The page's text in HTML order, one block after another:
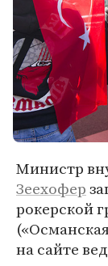
Министр
Зеехофер
рокерской
на сайте